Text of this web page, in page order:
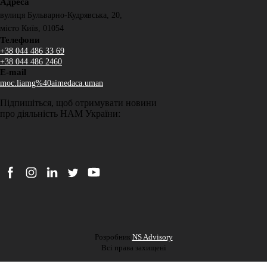
Адреса
вулиця Бульварно-Кудрявська, 20,
місто Київ, 01054
Телефони
+38 044 486 33 69
+38 044 486 2460
E-mail
moc.liamg%40aimedaca.uman
Підпишіться, щоб отримувати новини
про діяльність НАМ України:
Розробник NS Advisory
Всі права захищені